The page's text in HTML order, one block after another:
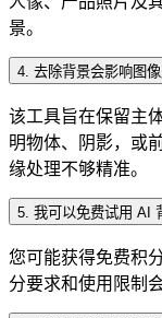
景。
4. 去除背景会影响图像
该工具旨在保留主
明物体、阴影，或
缘处理不够精准。
5. 我可以免费试用 AI
您可能获得免费积
分要求和使用限制